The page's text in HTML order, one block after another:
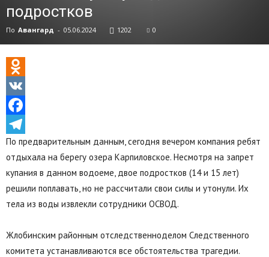
подростков
По Авангард - 05.06.2024 1202 0
Odnoklassniki
VK
Facebook
Telegram
По предварительным данным, сегодня вечером компания ребят
отдыхала на берегу озера Карпиловское. Несмотря на запрет
купания в данном водоеме, двое подростков (14 и 15 лет)
решили поплавать, но не рассчитали свои силы и утонули. Их
тела из воды извлекли сотрудники ОСВОД.
Жлобинским районным отследственноделом Следственного
комитета устанавливаются все обстоятельства трагедии.